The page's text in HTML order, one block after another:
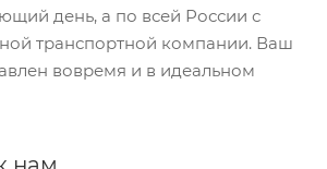
день, а по всей России с
транспортной компании. Ваш
вовремя и в идеальном